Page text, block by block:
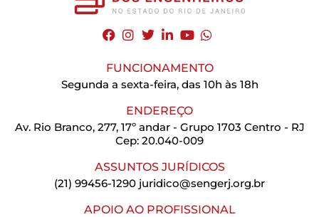
FUNCIONAMENTO
Segunda a sexta-feira, das 10h às 18h
ENDEREÇO
Av. Rio Branco, 277, 17º andar - Grupo 1703 Centro - RJ
Cep: 20.040-009
ASSUNTOS JURÍDICOS
(21) 99456-1290 juridico@sengerj.org.br
APOIO AO PROFISSIONAL